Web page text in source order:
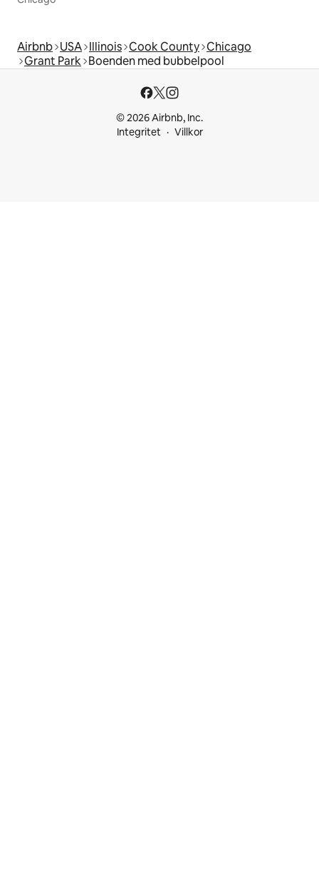
Airbnb USA Illinois Cook County Chicago
Grant Park Boenden med bubbelpool
© 2026 Airbnb, Inc.
Integritet
Villkor